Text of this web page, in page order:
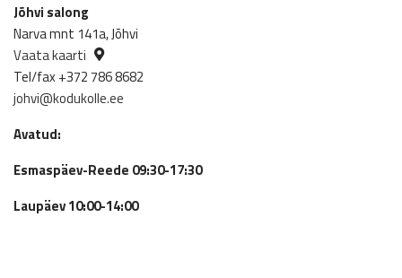
Jõhvi salong
Narva mnt 141a, Jõhvi
Vaata kaarti
Tel/fax +372 786 8682
johvi@kodukolle.ee
Avatud:
Esmaspäev-Reede 09:30-17:30
Laupäev 10:00-14:00